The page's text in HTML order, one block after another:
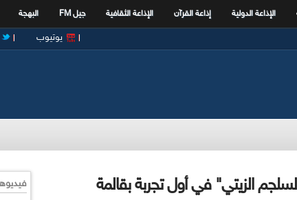
الإذاعة الدولية إذاعة القرآن الإذاعة الثقافية جيل FM البهجة
يوتيوب
الزيتي" في أول تجربة بقالمة